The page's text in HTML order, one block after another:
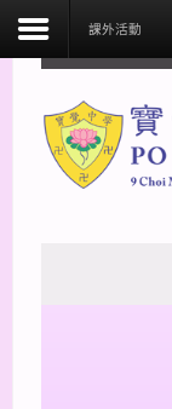
課外活動